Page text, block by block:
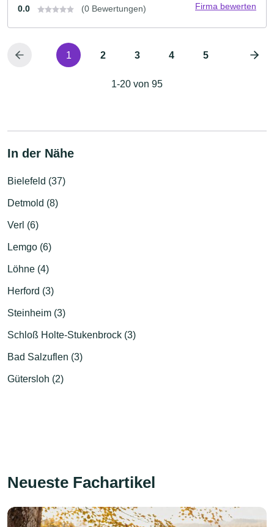
0.0 (0 Bewertungen) Firma bewerten
1 2 3 4 5
1-20 von 95
In der Nähe
Bielefeld (37)
Detmold (8)
Verl (6)
Lemgo (6)
Löhne (4)
Herford (3)
Steinheim (3)
Schloß Holte-Stukenbrock (3)
Bad Salzuflen (3)
Gütersloh (2)
Neueste Fachartikel